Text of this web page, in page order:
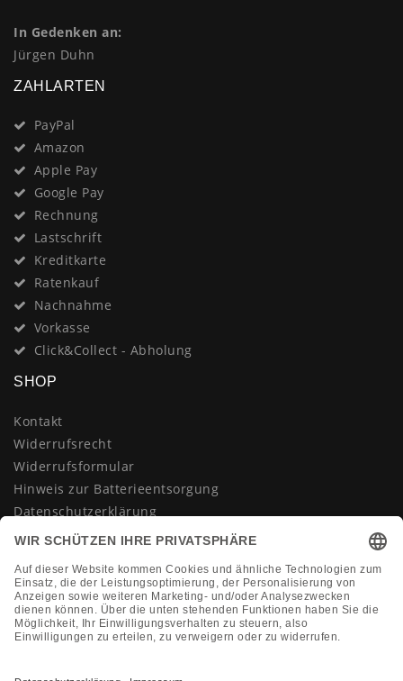
In Gedenken an:
Jürgen Duhn
ZAHLARTEN
PayPal
Amazon
Apple Pay
Google Pay
Rechnung
Lastschrift
Kreditkarte
Ratenkauf
Nachnahme
Vorkasse
Click&Collect - Abholung
SHOP
Kontakt
Widerrufsrecht
Widerrufsformular
Hinweis zur Batterieentsorgung
Datenschutzerklärung
AGB
Vertrag widerrufen
KONTAKT